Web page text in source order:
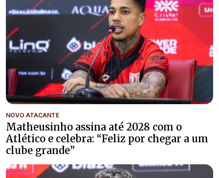
NOVO ATACANTE
Matheusinho assina até 2028 com o
Atlético e celebra: “Feliz por chegar a um
clube grande”